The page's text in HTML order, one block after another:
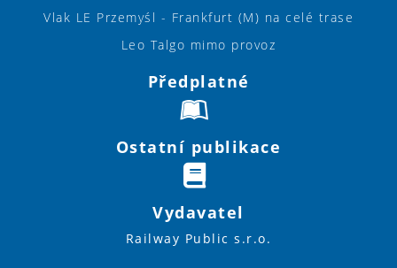
Vlak LE Przemyśl - Frankfurt (M) na celé trase
Leo Talgo mimo provoz
Předplatné
Ostatní publikace
Vydavatel
Railway Public s.r.o.